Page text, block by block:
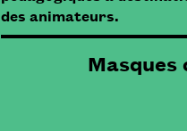
des animateurs.
Masques